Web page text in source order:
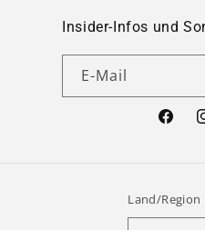
Insider-Infos und
E-Mail
Land/Region